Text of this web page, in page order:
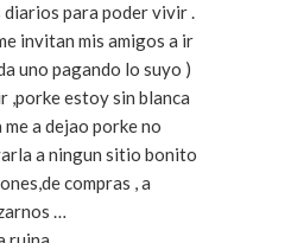
diarios para poder vivir .
invitan mis amigos a ir
uno pagando lo suyo )
,porke estoy sin blanca
a dejao porke no
a ningun sitio bonito
compras , a
…